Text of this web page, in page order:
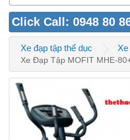
Click Call: 0948 80
Xe đạp tập thể dục
Xe Đạp Tập MOFIT MHE-